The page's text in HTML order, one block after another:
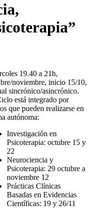
19.40 a 21h,
noviembre, inicio 15/10,
sincrónico/asincrónico.
está integrado por
que pueden realizarse en
autónoma:
Investigación en
Psicoterapia: octubre 15 y
22
Neurociencia y
Psicoterapia: 29 octubre a
noviembre 12
Prácticas Clínicas
Basadas en Evidencias
Científicas: 19 y 26/11